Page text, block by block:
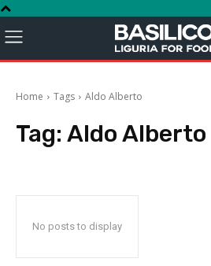
Home Tags Aldo Alberto
Tag: Aldo Alberto
No posts to display